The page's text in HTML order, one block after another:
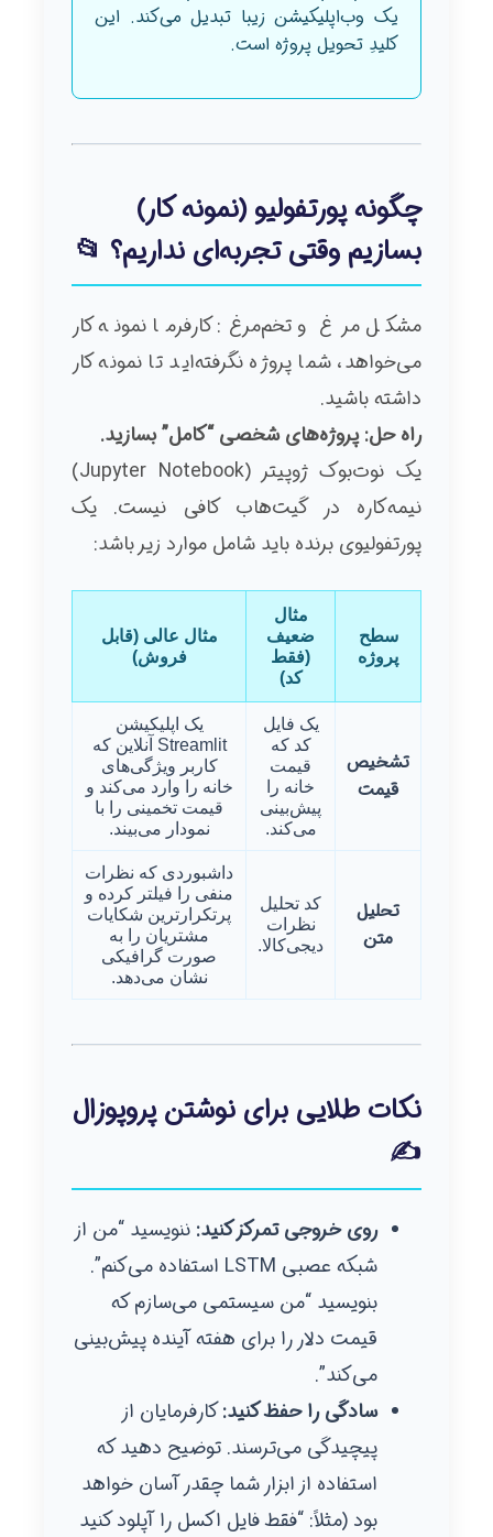
یک وب‌اپلیکیشن زیبا تبدیل می‌کند. این
کلیدِ تحویل پروژه است.
چگونه پورتفولیو (نمونه کار)
بسازیم وقتی تجربه‌ای نداریم؟ 📂
مشکل مرغ و تخم‌مرغ: کارفرما نمونه کار
می‌خواهد، شما پروژه نگرفته‌اید تا نمونه کار
داشته باشید.
راه حل: پروژه‌های شخصی “کامل” بسازید.
یک نوت‌بوک ژوپیتر (Jupyter Notebook)
نیمه‌کاره در گیت‌هاب کافی نیست. یک
پورتفولیوی برنده باید شامل موارد زیر باشد:
سطح
پروژه
مثال
ضعیف
(فقط
کد)
مثال عالی (قابل
فروش)
تشخیص
قیمت
یک فایل
کد که
قیمت
خانه را
پیش‌بینی
می‌کند.
یک اپلیکیشن
Streamlit آنلاین که
کاربر ویژگی‌های
خانه را وارد می‌کند و
قیمت تخمینی را با
نمودار می‌بیند.
تحلیل
متن
کد تحلیل
نظرات
دیجی‌کالا.
داشبوردی که نظرات
منفی را فیلتر کرده و
پرتکرارترین شکایات
مشتریان را به
صورت گرافیکی
نشان می‌دهد.
نکات طلایی برای نوشتن پروپوزال
✍️
روی خروجی تمرکز کنید: ننویسید “من از
شبکه عصبی LSTM استفاده می‌کنم”.
بنویسید “من سیستمی می‌سازم که
قیمت دلار را برای هفته آینده پیش‌بینی
می‌کند”.
سادگی را حفظ کنید:کارفرمایان از
پیچیدگی می‌ترسند. توضیح دهید که
استفاده از ابزار شما چقدر آسان خواهد
بود (مثلاً: “فقط فایل اکسل را آپلود کنید